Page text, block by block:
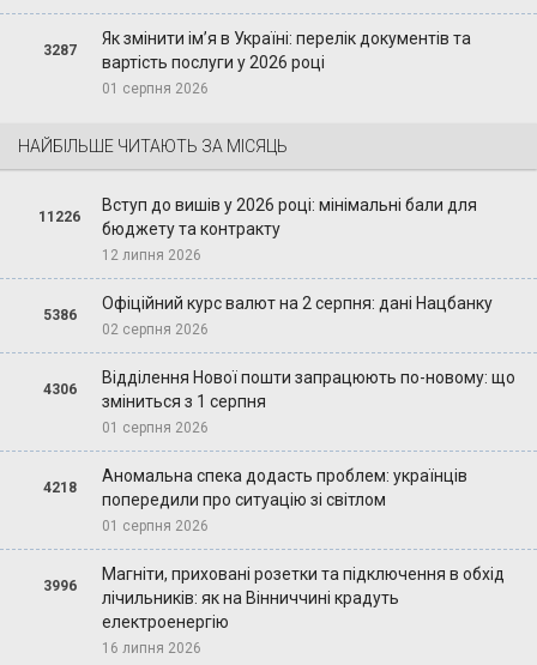
3287
Як змінити ім’я в Україні: перелік документів та
вартість послуги у 2026 році
01 серпня 2026
НАЙБІЛЬШЕ ЧИТАЮТЬ ЗА МІСЯЦЬ
11226
Вступ до вишів у 2026 році: мінімальні бали для
бюджету та контракту
12 липня 2026
5386
Офіційний курс валют на 2 серпня: дані Нацбанку
02 серпня 2026
4306
Відділення Нової пошти запрацюють по-новому: що
зміниться з 1 серпня
01 серпня 2026
4218
Аномальна спека додасть проблем: українців
попередили про ситуацію зі світлом
01 серпня 2026
3996
Магніти, приховані розетки та підключення в обхід
лічильників: як на Вінниччині крадуть
електроенергію
16 липня 2026